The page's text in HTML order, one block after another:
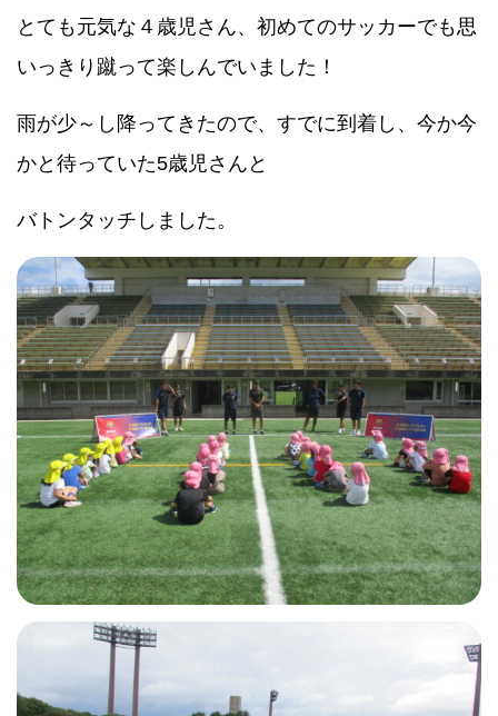
とても元気な４歳児さん、初めてのサッカーでも思
いっきり蹴って楽しんでいました！
雨が少～し降ってきたので、すでに到着し、今か今
かと待っていた5歳児さんと
バトンタッチしました。